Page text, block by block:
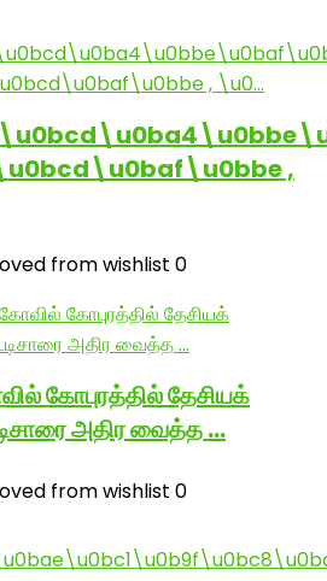
,
from wishlist 0
கோபுரத்தில் தேசியக்
அதிர வைத்த …
from wishlist 0